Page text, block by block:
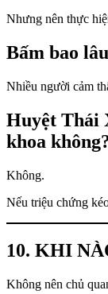
Nhưng nên thực
Bấm bao
Nhiều người cảm
Huyệt Thái
khoa
Không.
Nếu triệu chứng
10. KHI
Không nên chủ